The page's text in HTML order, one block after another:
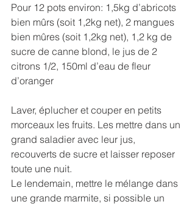
Pour 12 pots environ: 1,5kg d’abricots
bien mûrs (soit 1,2kg net), 2 mangues
bien mûres (soit 1,2kg net), 1,2 kg de
sucre de canne blond, le jus de 2
citrons 1/2, 150ml d’eau de fleur
d’oranger
Laver, éplucher et couper en petits
morceaux les fruits. Les mettre dans un
grand saladier avec leur jus,
recouverts de sucre et laisser reposer
toute une nuit.
Le lendemain, mettre le mélange dans
une grande marmite, si possible un